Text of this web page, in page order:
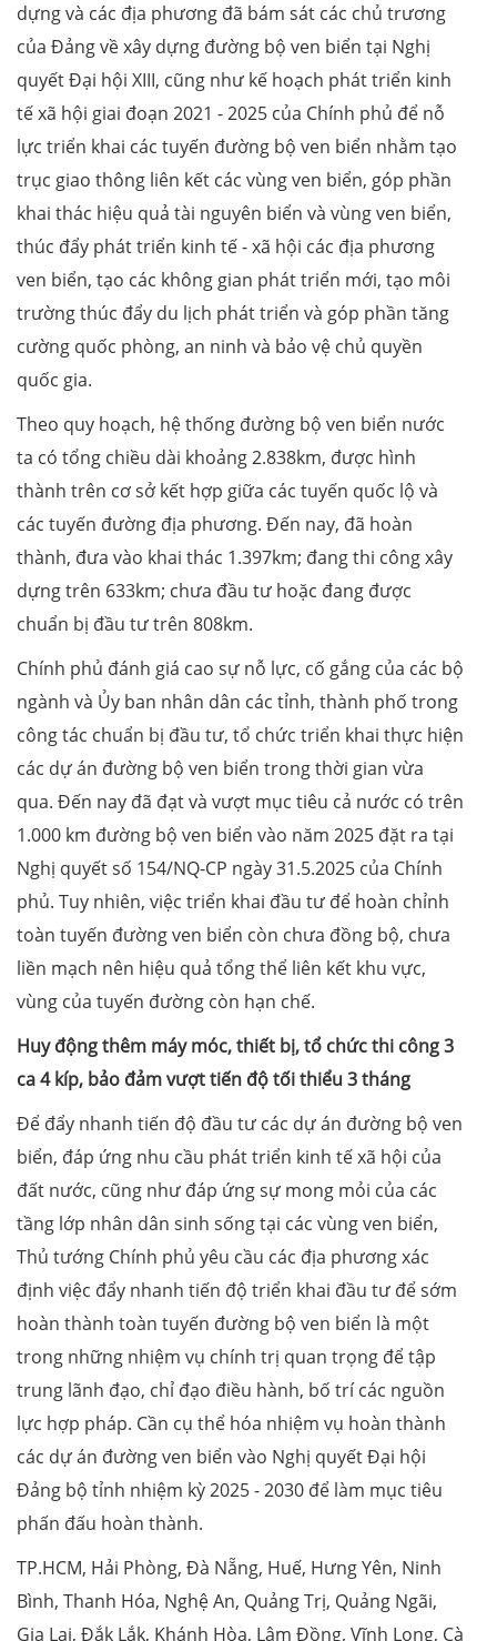
dựng và các địa phương đã bám sát các chủ trương
của Đảng về xây dựng đường bộ ven biển tại Nghị
quyết Đại hội XIII, cũng như kế hoạch phát triển kinh
tế xã hội giai đoạn 2021 - 2025 của Chính phủ để nỗ
lực triển khai các tuyến đường bộ ven biển nhằm tạo
trục giao thông liên kết các vùng ven biển, góp phần
khai thác hiệu quả tài nguyên biển và vùng ven biển,
thúc đẩy phát triển kinh tế - xã hội các địa phương
ven biển, tạo các không gian phát triển mới, tạo môi
trường thúc đẩy du lịch phát triển và góp phần tăng
cường quốc phòng, an ninh và bảo vệ chủ quyền
quốc gia.
Theo quy hoạch, hệ thống đường bộ ven biển nước
ta có tổng chiều dài khoảng 2.838km, được hình
thành trên cơ sở kết hợp giữa các tuyến quốc lộ và
các tuyến đường địa phương. Đến nay, đã hoàn
thành, đưa vào khai thác 1.397km; đang thi công xây
dựng trên 633km; chưa đầu tư hoặc đang được
chuẩn bị đầu tư trên 808km.
Chính phủ đánh giá cao sự nỗ lực, cố gắng của các bộ
ngành và Ủy ban nhân dân các tỉnh, thành phố trong
công tác chuẩn bị đầu tư, tổ chức triển khai thực hiện
các dự án đường bộ ven biển trong thời gian vừa
qua. Đến nay đã đạt và vượt mục tiêu cả nước có trên
1.000 km đường bộ ven biển vào năm 2025 đặt ra tại
Nghị quyết số 154/NQ-CP ngày 31.5.2025 của Chính
phủ. Tuy nhiên, việc triển khai đầu tư để hoàn chỉnh
toàn tuyến đường ven biển còn chưa đồng bộ, chưa
liền mạch nên hiệu quả tổng thể liên kết khu vực,
vùng của tuyến đường còn hạn chế.
Huy động thêm máy móc, thiết bị, tổ chức thi công 3
ca 4 kíp, bảo đảm vượt tiến độ tối thiểu 3 tháng
Để đẩy nhanh tiến độ đầu tư các dự án đường bộ ven
biển, đáp ứng nhu cầu phát triển kinh tế xã hội của
đất nước, cũng như đáp ứng sự mong mỏi của các
tầng lớp nhân dân sinh sống tại các vùng ven biển,
Thủ tướng Chính phủ yêu cầu các địa phương xác
định việc đẩy nhanh tiến độ triển khai đầu tư để sớm
hoàn thành toàn tuyến đường bộ ven biển là một
trong những nhiệm vụ chính trị quan trọng để tập
trung lãnh đạo, chỉ đạo điều hành, bố trí các nguồn
lực hợp pháp. Cần cụ thể hóa nhiệm vụ hoàn thành
các dự án đường ven biển vào Nghị quyết Đại hội
Đảng bộ tỉnh nhiệm kỳ 2025 - 2030 để làm mục tiêu
phấn đấu hoàn thành.
TP.HCM, Hải Phòng, Đà Nẵng, Huế, Hưng Yên, Ninh
Bình, Thanh Hóa, Nghệ An, Quảng Trị, Quảng Ngãi,
Gia Lai, Đắk Lắk, Khánh Hòa, Lâm Đồng, Vĩnh Long, Cà